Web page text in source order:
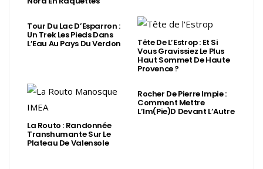
Tour Du Lac D’Esparron :
Un Trek Les Pieds Dans
L’Eau Au Pays Du Verdon Tête De L’Estrop : Et Si
Vous Gravissiez Le Plus
Haut Sommet De Haute
Provence ?
La Routo : Randonnée
Transhumante Sur Le
Plateau De Valensole
Rocher De Pierre Impie :
Comment Mettre
L’Im(Pie)d Devant L’Autre